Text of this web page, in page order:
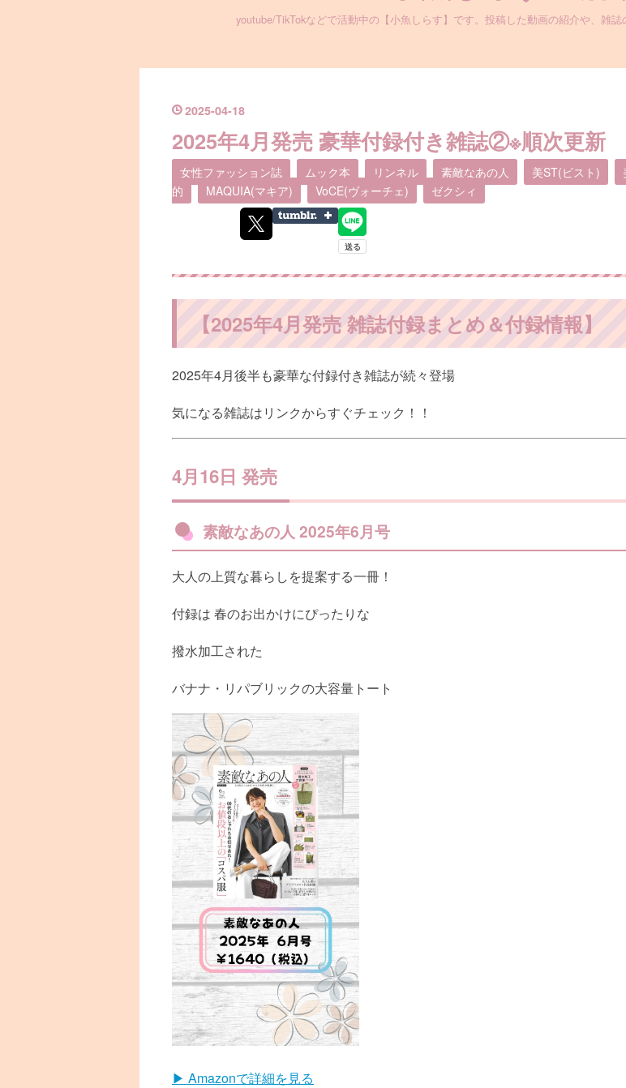
youtube/TikTokなどで活動中の【小魚しらす】です。投稿した動画の紹介や、雑
2025-04-18
2025年4月発売 豪華付録付き雑誌②※順次更新
女性ファッション誌 ムック本 リンネル 素敵なあの人 美ST(ビスト)
的
MAQUIA(マキア) VoCE(ヴォーチェ) ゼクシィ
【2025年4月発売 雑誌付録まとめ＆付録情報】
2025年4月後半も豪華な付録付き雑誌が続々登場
気になる雑誌はリンクからすぐチェック！！
4月16日 発売
素敵なあの人 2025年6月号
大人の上質な暮らしを提案する一冊！
付録は 春のお出かけにぴったりな
撥水加工された
バナナ・リパブリックの大容量トート
▶ Amazonで詳細を見る